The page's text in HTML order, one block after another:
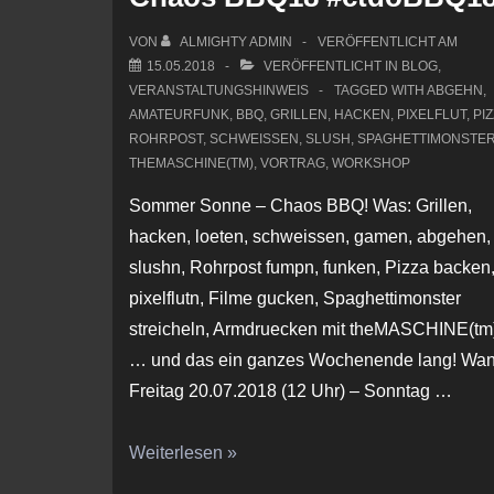
VON ALMIGHTY ADMIN
VERÖFFENTLICHT AM
15.05.2018
VERÖFFENTLICHT IN BLOG,
VERANSTALTUNGSHINWEIS
TAGGED WITH ABGEHN ,
AMATEURFUNK, BBQ, GRILLEN , HACKEN , PIXELFLUT,
ROHRPOST, SCHWEISSEN , SLUSH , SPAGHETTIMONSTER
THEMASCHINE(TM), VORTRAG, WORKSHOP
Sommer Sonne – Chaos BBQ! Was: Grillen,
hacken, loeten, schweissen, gamen, abgehen,
slushn, Rohrpost fumpn, funken, Pizza backen,
pixelflutn, Filme gucken, Spaghettimonster
streicheln, Armdruecken mit
… und das ein ganzes Wochenende lang!
Freitag 20.07.2018 (12 Uhr) – Sonntag …
Chaos
Weiterlesen »